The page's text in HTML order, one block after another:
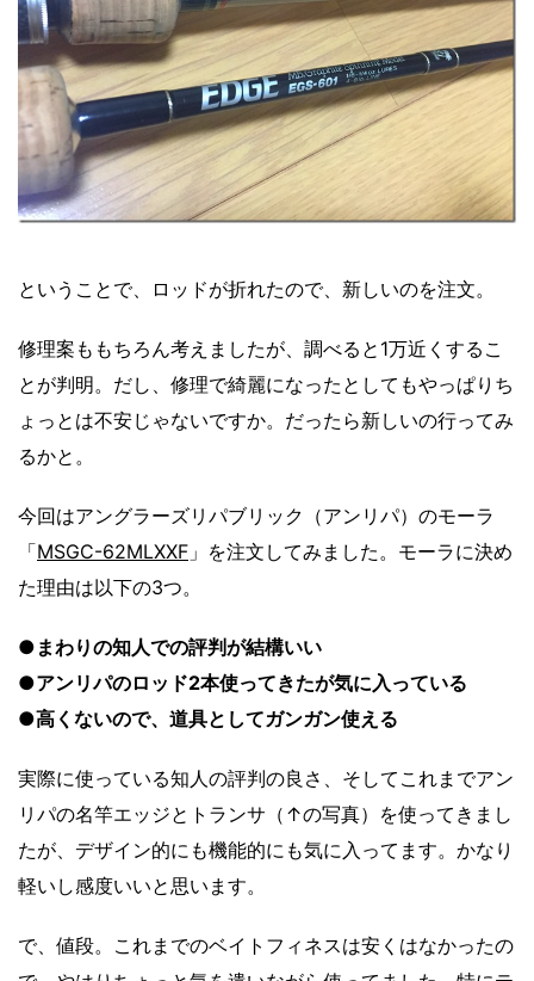
ということで、ロッドが折れたので、新しいのを注文。
修理案ももちろん考えましたが、調べると1万近くするこ
とが判明。だし、修理で綺麗になったとしてもやっぱりち
ょっとは不安じゃないですか。だったら新しいの行ってみ
るかと。
今回はアングラーズリパブリック（アンリパ）のモーラ
「MSGC-62MLXXF 」を注文してみました。モーラに決め
た理由は以下の3つ。
● まわりの知人での評判が結構いい
●アンリパのロッド2本使ってきたが気に入っている
●高くないので、道具としてガンガン使える
実際に使っている知人の評判の良さ、そしてこれまでアン
リパの名竿エッジとトランサ（↑の写真）を使ってきまし
たが、デザイン的にも機能的にも気に入ってます。かなり
軽いし感度いいと思います。
で、値段。これまでのベイトフィネスは安くはなかったの